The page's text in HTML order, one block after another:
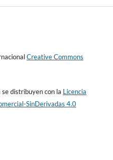
Creative Commons
distribuyen con la Licencia
SinDerivadas 4.0